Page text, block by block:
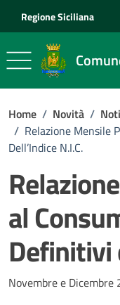
Regione Siciliana
Home / Novità /
/ Relazione Mensile
Dell’Indice N.I.C.
al
Definitivi
Dettagli
Novembre e Dicembre